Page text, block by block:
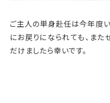
ご主人の単身赴任は今年度
にお戻りになられても、ま
だけましたら幸いです。